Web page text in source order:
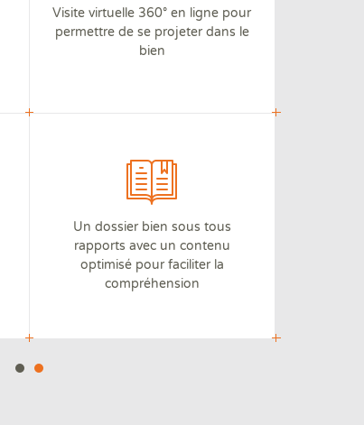
Visite virtuelle 360° en ligne pour
permettre de se projeter dans le
bien
Un dossier bien sous tous
rapports avec un contenu
optimisé pour faciliter la
compréhension